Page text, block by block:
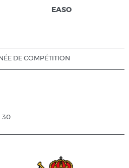
EASO
DE COMPÉTITION
30